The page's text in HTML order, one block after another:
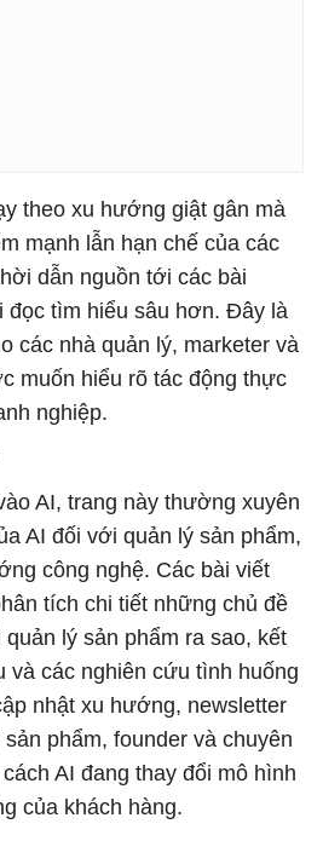
theo xu hướng giật gân mà
mạnh lẫn hạn chế của các
dẫn nguồn tới các bài
đọc tìm hiểu sâu hơn. Đây là
các nhà quản lý, marketer và
muốn hiểu rõ tác động thực
nghiệp.
AI, trang này thường xuyên
AI đối với quản lý sản phẩm,
công nghệ. Các bài viết
tích chi tiết những chủ đề
lý sản phẩm ra sao, kết
và các nghiên cứu tình huống
nhật xu hướng, newsletter
phẩm, founder và chuyên
AI đang thay đổi mô hình
của khách hàng.